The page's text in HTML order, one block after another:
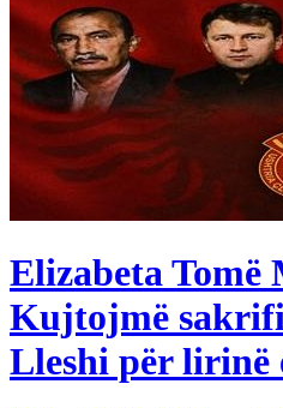
Elizabeta
Kujtojmë
Lleshi për lirinë